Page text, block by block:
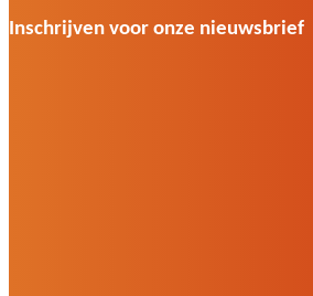
Inschrijven voor onze nieuwsbrief